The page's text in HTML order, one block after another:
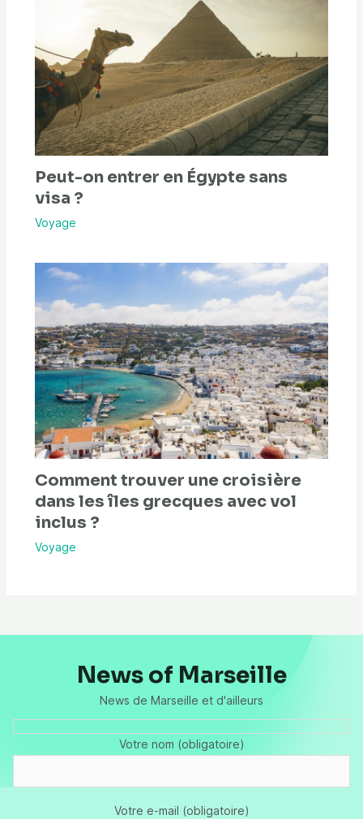
Peut-on entrer en Égypte sans
visa ?
Voyage
Comment trouver une croisière
dans les îles grecques avec vol
inclus ?
Voyage
News of Marseille
News de Marseille et d'ailleurs
Votre nom (obligatoire)
Votre e-mail (obligatoire)